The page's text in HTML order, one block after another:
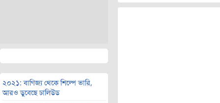
২০২১: বাণিজ্য থেকে শিল্পে ভারি,
আরও ডুবেছে ঢালিউড